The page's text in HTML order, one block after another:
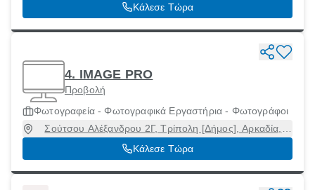
Κάλεσε Τώρα
4. IMAGE PRO
Προβολή
Φωτογραφεία - Φωτογραφικά Εργαστήρια - Φωτογράφοι
Σούτσου Αλέξανδρου 2Γ, Τρίπολη [Δήμος], Αρκαδία,
22132
Κάλεσε Τώρα